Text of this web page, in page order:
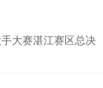
大赛湛江赛区总决